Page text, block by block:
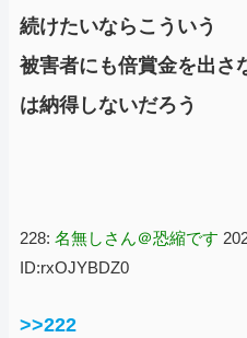
続けたいならこういう
被害者にも倍賞金を出さ
は納得しないだろう
228: 名無しさん＠恐縮です
ID:rxOJYBDZ0
>>222